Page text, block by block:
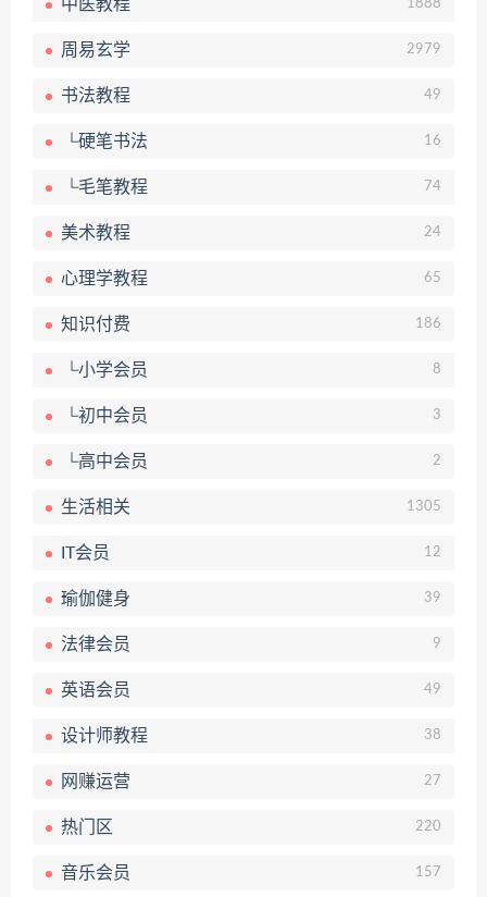
中医教程 1888
周易玄学 2979
书法教程 49
└硬笔书法 16
└毛笔教程 74
美术教程 24
心理学教程 65
知识付费 186
└小学会员 8
└初中会员 3
└高中会员 2
生活相关 1305
IT会员 12
瑜伽健身 39
法律会员 9
英语会员 49
设计师教程 38
网赚运营 27
热门区 220
音乐会员 157